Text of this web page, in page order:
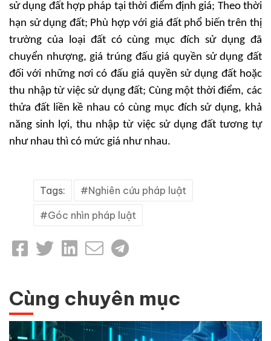
sử dụng đất hợp pháp tại thời điểm định giá; Theo thời
hạn sử dụng đất; Phù hợp với giá đất phổ biến trên thị
trường của loại đất có cùng mục đích sử dụng đã
chuyển nhượng, giá trúng đấu giá quyền sử dụng đất
đối với những nơi có đấu giá quyền sử dụng đất hoặc
thu nhập từ việc sử dụng đất; Cùng một thời điểm, các
thửa đất liền kề nhau có cùng mục đích sử dụng, khả
năng sinh lợi, thu nhập từ việc sử dụng đất tương tự
như nhau thì có mức giá như nhau.
Tags: Nghiên cứu pháp luật
Góc nhìn pháp luật
Cùng chuyên mục